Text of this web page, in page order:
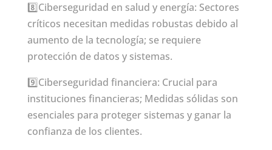
8️⃣Ciberseguridad en salud y energía: Sectores
críticos necesitan medidas robustas debido al
aumento de la tecnología; se requiere
protección de datos y sistemas.
9️⃣Ciberseguridad financiera: Crucial para
instituciones financieras; Medidas sólidas son
esenciales para proteger sistemas y ganar la
confianza de los clientes.